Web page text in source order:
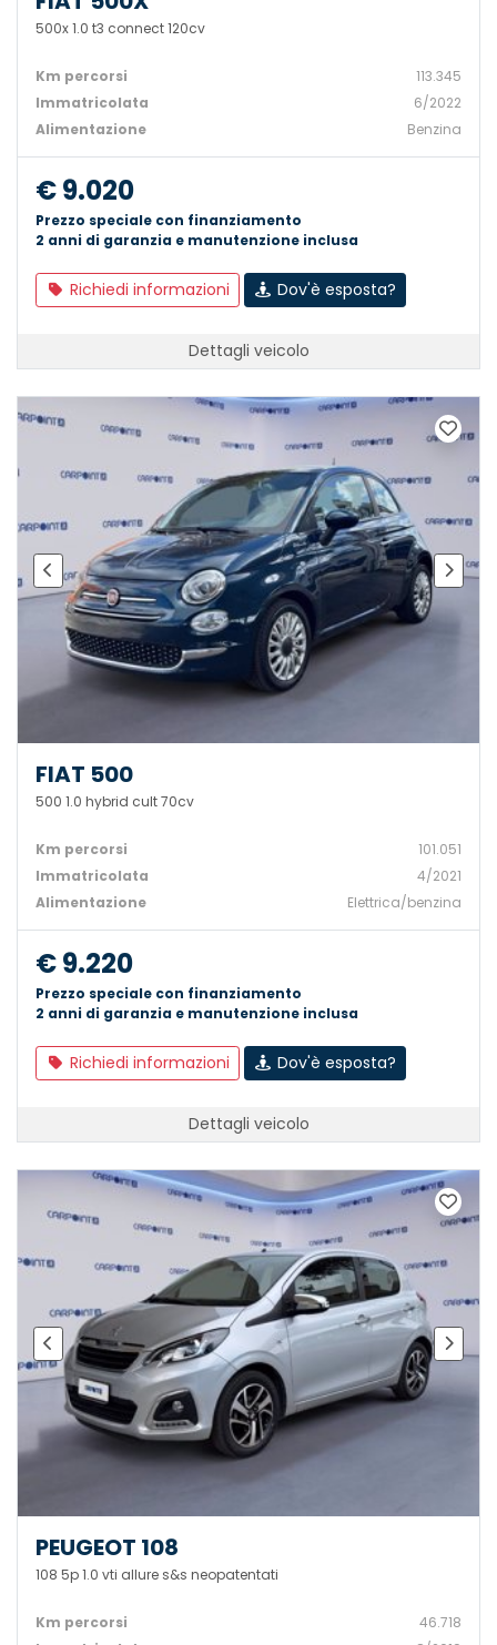
500x 1.0 t3 connect 120cv
Km percorsi
113.345
Immatricolata
6/2022
Alimentazione
Benzina
€ 9.020
Prezzo speciale con finanziamento
2 anni di garanzia e manutenzione inclusa
Richiedi informazioni Dov'è esposta?
Dettagli veicolo
FIAT 500
500 1.0 hybrid cult 70cv
Km percorsi
101.051
Immatricolata
4/2021
Alimentazione
Elettrica/benzina
€ 9.220
Prezzo speciale con finanziamento
2 anni di garanzia e manutenzione inclusa
Richiedi informazioni Dov'è esposta?
Dettagli veicolo
PEUGEOT 108
108 5p 1.0 vti allure s&s neopatentati
Km percorsi
46.718